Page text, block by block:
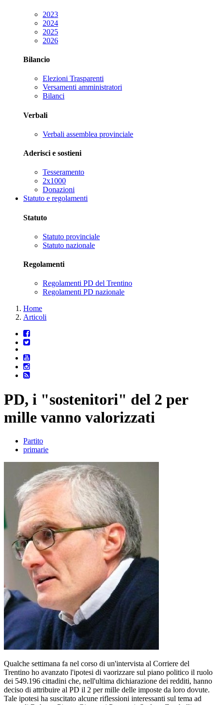
2023
2024
2025
2026
Bilancio
Elezioni Trasparenti
Versamenti amministratori
Bilanci
Verbali
Verbali assemblea provinciale
Aderisci e sostieni
Tesseramento
2x1000
Donazioni
Statuto e regolamenti
Statuto
Statuto provinciale
Statuto nazionale
Regolamenti
Regolamenti PD del Trentino
Regolamenti PD nazionale
Home
Articoli
PD, i "sostenitori" del 2 per
mille vanno valorizzati
Partito
primarie
Qualche settimana fa nel corso di un'intervista al Corriere del
Trentino ho avanzato l'ipotesi di vaorizzare sul piano politico il ruolo
dei 549.196 cittadini che, nell'ultima dichiarazione dei redditi, hanno
deciso di attribuire al PD il 2 per mille delle imposte da loro dovute.
Tale ipotesi ha suscitato alcune riflessioni interessanti sul tema ad